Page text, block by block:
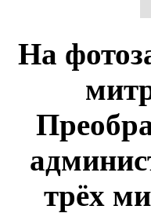
На
трёх